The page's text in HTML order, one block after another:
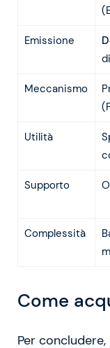
Emissione
Meccanismo
Utilità
Supporto
Complessità
Come
Per